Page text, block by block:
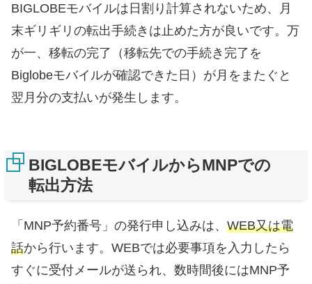
BIGLOBEモバイルは日割り計算されないため、月
末ギリギリの転出手続きは止めた方が良いです。万
が一、移転の完了（移転先での手続き完了を
Biglobeモバイルが確認できた日）が月をまたぐと
翌月分の支払いが発生します。
BIGLOBEモバイルからMNPでの
転出方法
「MNP予約番号」の発行申し込みは、 WEB又は電
話から行います。WEBでは必要事項を入力したら
すぐに受付メールが送られ、数時間後にはMNP予